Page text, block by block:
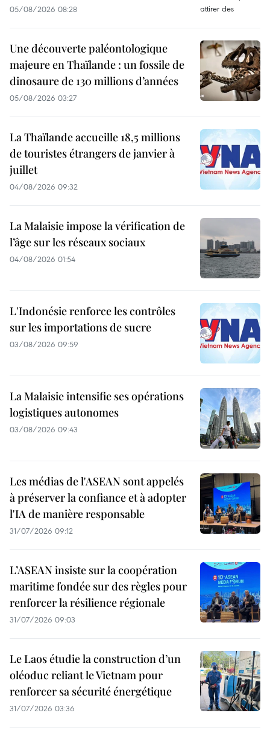
05/08/2026 08:28
Une découverte paléontologique
majeure en Thaïlande : un fossile de
dinosaure de 130 millions d’années
05/08/2026 03:27
La Thaïlande accueille 18,5 millions
de touristes étrangers de janvier à
juillet
04/08/2026 09:32
La Malaisie impose la vérification de
l’âge sur les réseaux sociaux
04/08/2026 01:54
L'Indonésie renforce les contrôles
sur les importations de sucre
03/08/2026 09:59
La Malaisie intensifie ses opérations
logistiques autonomes
03/08/2026 09:43
Les médias de l'ASEAN sont appelés
à préserver la confiance et à adopter
l'IA de manière responsable
31/07/2026 09:12
L’ASEAN insiste sur la coopération
maritime fondée sur des règles pour
renforcer la résilience régionale
31/07/2026 09:03
Le Laos étudie la construction d’un
oléoduc reliant le Vietnam pour
renforcer sa sécurité énergétique
31/07/2026 03:36